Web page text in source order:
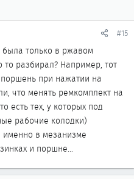
#15
была только в ржавом
разбирал? Например, тот
при нажатии на
что менять ремкомплект на
есть тех, у которых под
рабочие колодки)
именно в мезанизме
и поршне...